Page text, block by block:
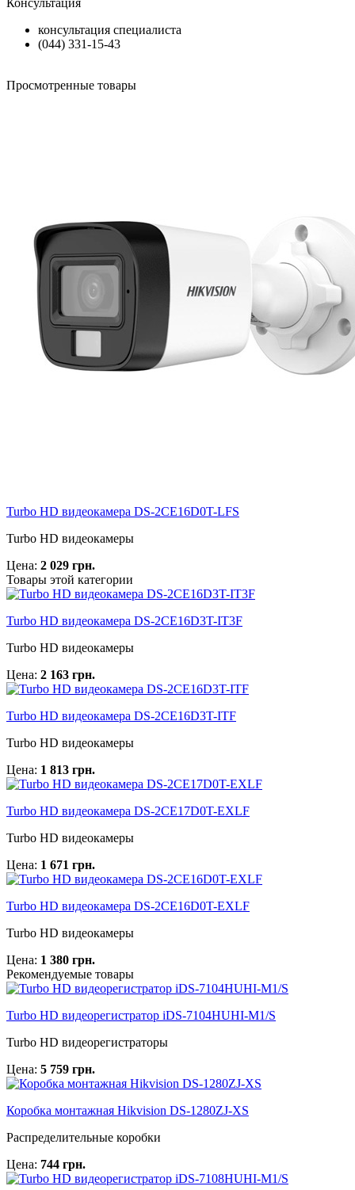
Консультация
консультация специалиста
(044) 331-15-43
Просмотренные товары
Turbo HD видеокамера DS-2CE16D0T-LFS
Turbo HD видеокамеры
Цена: 2 029 грн.
Товары этой категории
Turbo HD видеокамера DS-2CE16D3T-IT3F
Turbo HD видеокамеры
Цена: 2 163 грн.
Turbo HD видеокамера DS-2CE16D3T-ITF
Turbo HD видеокамеры
Цена: 1 813 грн.
Turbo HD видеокамера DS-2CE17D0T-EXLF
Turbo HD видеокамеры
Цена: 1 671 грн.
Turbo HD видеокамера DS-2CE16D0T-EXLF
Turbo HD видеокамеры
Цена: 1 380 грн.
Рекомендуемые товары
Turbo HD видеорегистратор iDS-7104HUHI-M1/S
Turbo HD видеорегистраторы
Цена: 5 759 грн.
Коробка монтажная Hikvision DS-1280ZJ-XS
Распределительные коробки
Цена: 744 грн.